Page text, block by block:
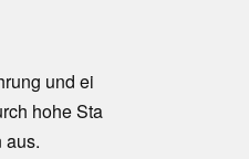
und ei
hohe Sta
aus.